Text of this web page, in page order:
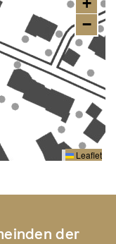
−
Leaflet
der